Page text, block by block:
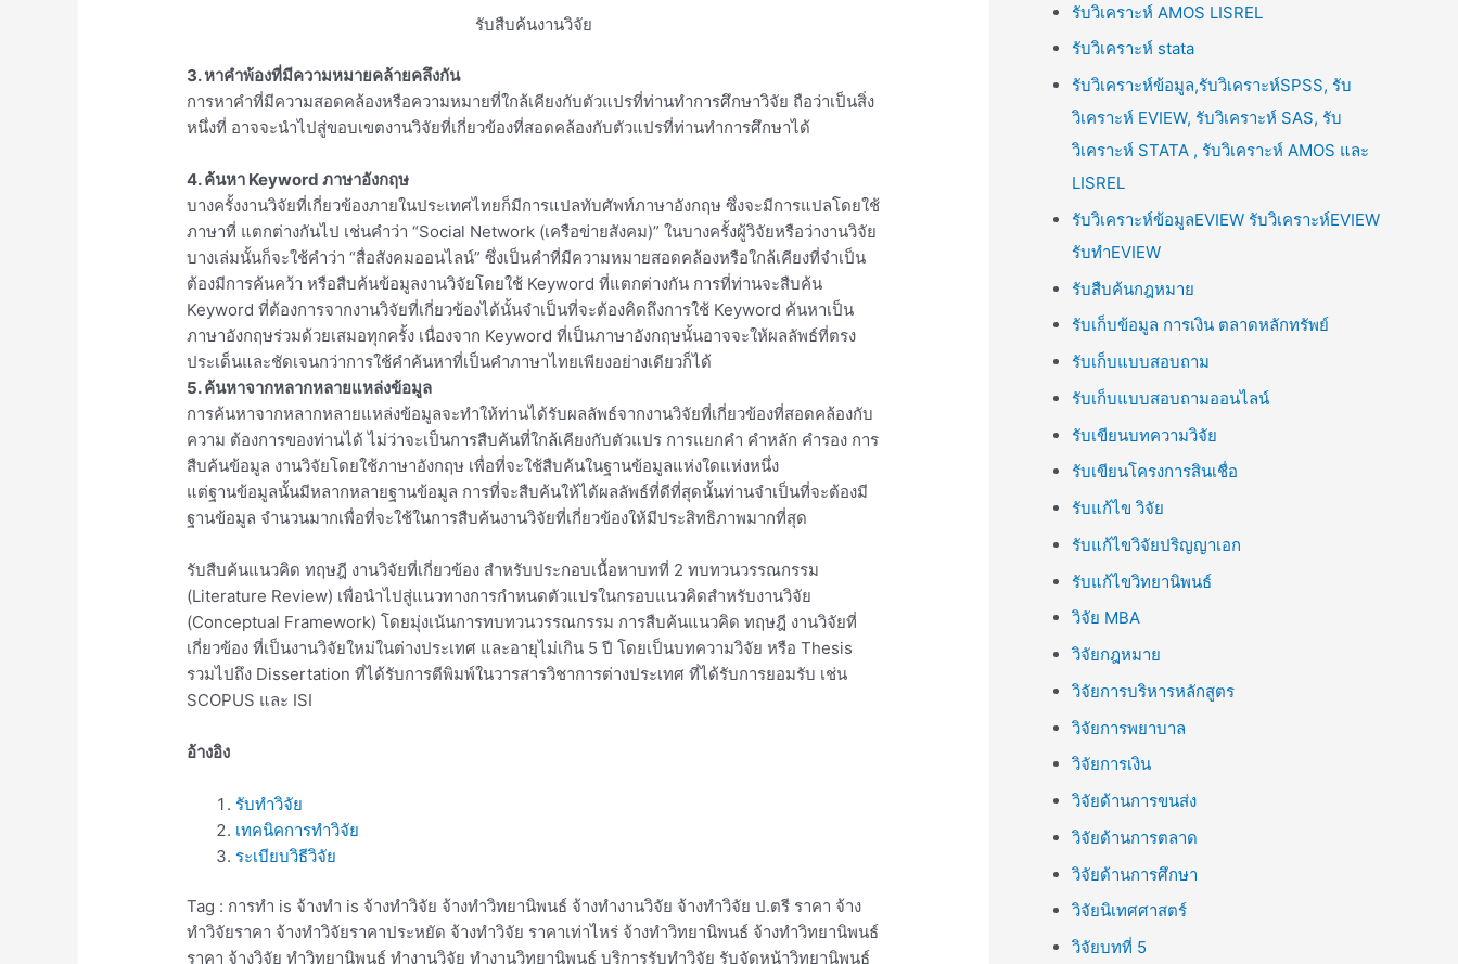
รับสืบค้นงานวิจัย
3. หาคำพ้องที่มีความหมายคล้ายคลึงกัน
การหาคำที่มีความสอดคล้องหรือความหมายที่ใกล้เคียงกับตัวแปรที่ท่านทำการศึกษาวิจัย ถือว่าเป็นสิ่ง
หนึ่งที่ อาจจะนำไปสู่ขอบเขตงานวิจัยที่เกี่ยวข้องที่สอดคล้องกับตัวแปรที่ท่านทำการศึกษาได้
4. ค้นหา Keyword ภาษาอังกฤษ
บางครั้งงานวิจัยที่เกี่ยวข้องภายในประเทศไทยก็มีการแปลทับศัพท์ภาษาอังกฤษ ซึ่งจะมีการแปลโดยใช้
ภาษาที่ แตกต่างกันไป เช่นคำว่า “Social Network (เครือข่ายสังคม)” ในบางครั้งผู้วิจัยหรือว่างานวิจัย
บางเล่มนั้นก็จะใช้คำว่า “สื่อสังคมออนไลน์” ซึ่งเป็นคำที่มีความหมายสอดคล้องหรือใกล้เคียงที่จำเป็น
ต้องมีการค้นคว้า หรือสืบค้นข้อมูลงานวิจัยโดยใช้ Keyword ที่แตกต่างกัน การที่ท่านจะสืบค้น
Keyword ที่ต้องการจากงานวิจัยที่เกี่ยวข้องได้นั้นจำเป็นที่จะต้องคิดถึงการใช้ Keyword ค้นหาเป็น
ภาษาอังกฤษร่วมด้วยเสมอทุกครั้ง เนื่องจาก Keyword ที่เป็นภาษาอังกฤษนั้นอาจจะให้ผลลัพธ์ที่ตรง
ประเด็นและชัดเจนกว่าการใช้คำค้นหาที่เป็นคำภาษาไทยเพียงอย่างเดียวก็ได้
5. ค้นหาจากหลากหลายแหล่งข้อมูล
การค้นหาจากหลากหลายแหล่งข้อมูลจะทำให้ท่านได้รับผลลัพธ์จากงานวิจัยที่เกี่ยวข้องที่สอดคล้องกับ
ความ ต้องการของท่านได้ ไม่ว่าจะเป็นการสืบค้นที่ใกล้เคียงกับตัวแปร การแยกคำ คำหลัก คำรอง การ
สืบค้นข้อมูล งานวิจัยโดยใช้ภาษาอังกฤษ เพื่อที่จะใช้สืบค้นในฐานข้อมูลแห่งใดแห่งหนึ่ง
แต่ฐานข้อมูลนั้นมีหลากหลายฐานข้อมูล การที่จะสืบค้นให้ได้ผลลัพธ์ที่ดีที่สุดนั้นท่านจำเป็นที่จะต้องมี
ฐานข้อมูล จำนวนมากเพื่อที่จะใช้ในการสืบค้นงานวิจัยที่เกี่ยวข้องให้มีประสิทธิภาพมากที่สุด
รับสืบค้นแนวคิด ทฤษฎี งานวิจัยที่เกี่ยวข้อง สำหรับประกอบเนื้อหาบทที่ 2 ทบทวนวรรณกรรม
(Literature Review) เพื่อนำไปสู่แนวทางการกำหนดตัวแปรในกรอบแนวคิดสำหรับงานวิจัย
(Conceptual Framework) โดยมุ่งเน้นการทบทวนวรรณกรรม การสืบค้นแนวคิด ทฤษฎี งานวิจัยที่
เกี่ยวข้อง ที่เป็นงานวิจัยใหม่ในต่างประเทศ และอายุไม่เกิน 5 ปี โดยเป็นบทความวิจัย หรือ Thesis
รวมไปถึง Dissertation ที่ได้รับการตีพิมพ์ในวารสารวิชาการต่างประเทศ ที่ได้รับการยอมรับ เช่น
SCOPUS และ ISI
อ้างอิง
รับทำวิจัย
เทคนิคการทำวิจัย
ระเบียบวิธีวิจัย
Tag : การทำ is จ้างทำ is จ้างทำวิจัย จ้างทำวิทยานิพนธ์ จ้างทํางานวิจัย จ้างทําวิจัย ป.ตรี ราคา จ้าง
ทําวิจัยราคา จ้างทําวิจัยราคาประหยัด จ้างทําวิจัย ราคาเท่าไหร่ จ้างทําวิทยานิพนธ์ จ้างทําวิทยานิพนธ์
ราคา จ้างวิจัย ทําวิทยานิพนธ์ ทำงานวิจัย ทำงานวิทยานิพนธ์ บริการรับทำวิจัย รับจัดหน้าวิทยานิพนธ์
รับวิเคราะห์ AMOS LISREL
รับวิเคราะห์ stata
รับวิเคราะห์ข้อมูล,รับวิเคราะห์SPSS, รับ
วิเคราะห์ EVIEW, รับวิเคราะห์ SAS, รับ
วิเคราะห์ STATA , รับวิเคราะห์ AMOS และ
LISREL
รับวิเคราะห์ข้อมูลEVIEW รับวิเคราะห์EVIEW
รับทำEVIEW
รับสืบค้นกฎหมาย
รับเก็บข้อมูล การเงิน ตลาดหลักทรัพย์
รับเก็บแบบสอบถาม
รับเก็บแบบสอบถามออนไลน์
รับเขียนบทความวิจัย
รับเขียนโครงการสินเชื่อ
รับแก้ไข วิจัย
รับแก้ไขวิจัยปริญญาเอก
รับแก้ไขวิทยานิพนธ์
วิจัย MBA
วิจัยกฎหมาย
วิจัยการบริหารหลักสูตร
วิจัยการพยาบาล
วิจัยการเงิน
วิจัยด้านการขนส่ง
วิจัยด้านการตลาด
วิจัยด้านการศึกษา
วิจัยนิเทศศาสตร์
วิจัยบทที่ 5